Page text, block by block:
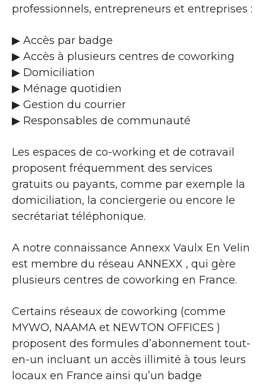
professionnels, entrepreneurs et entreprises :
▶​ Accès par badge
▶​ Accès à plusieurs centres de coworking
▶​ Domiciliation
▶​ Ménage quotidien
▶​ Gestion du courrier
▶​ Responsables de communauté
Les espaces de co-working et de cotravail
proposent fréquemment des services
gratuits ou payants, comme par exemple la
domiciliation, la conciergerie ou encore le
secrétariat téléphonique.
A notre connaissance Annexx Vaulx En Velin
est membre du réseau ANNEXX , qui gère
plusieurs centres de coworking en France.
Certains réseaux de coworking (comme
MYWO, NAAMA et NEWTON OFFICES )
proposent des formules d’abonnement tout-
en-un incluant un accès illimité à tous leurs
locaux en France ainsi qu’un badge